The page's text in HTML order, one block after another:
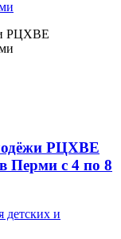
РЦХВЕ
РЦХВЕ
Перми с 4 по 8